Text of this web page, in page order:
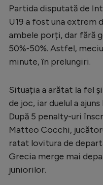
Bundesliga
Ligue 1
Starurile
Stranieri
Partida disputată de
U19 a fost una extrem
ambele porți, dar fără
50%-50%. Astfel,
minute, în prelungiri.
Situația a arătat la fel
de joc, iar duelul a
După 5 penalty-uri
Matteo Cocchi,
ratat lovitura de
Grecia merge mai
juniorilor.